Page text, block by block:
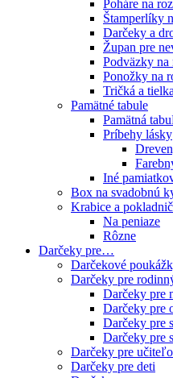
Poháre na
Štamperlíky
Darčeky a
Župan pre
Podväzky na
Ponožky na
Tričká a
Pamätné tabule
Pamätná
Príbehy lásky
Iné
Box na svadobnú
Krabice a
Na peniaze
Rôzne
Darčeky pre…
Darčekové
Darčeky pre
Darčeky pre
Darčeky pre
Darčeky pre
Darčeky pre
Darčeky pre
Darčeky pre deti